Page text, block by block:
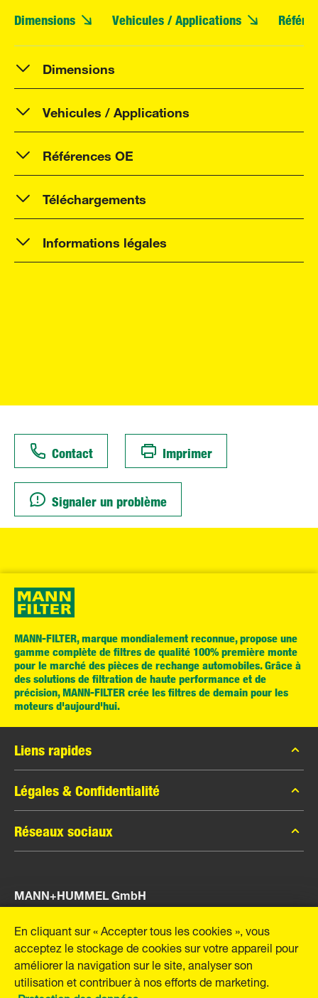
Dimensions Vehicules / Applications
Dimensions
Vehicules / Applications
Références OE
Téléchargements
Informations légales
Contact Imprimer
Signaler un problème
MANN-FILTER, marque mondialement reconnue, propose une
gamme complète de filtres de qualité 100% première monte
pour le marché des pièces de rechange automobiles. Grâce à
des solutions de filtration de haute performance et de
précision, MANN-FILTER crée les filtres de demain pour les
moteurs d'aujourd'hui.
Liens rapides
MANN-FILTER Catalogue
Trouver un distributeur
Contact
Légales & Confidentialité
Protection des données
Mentions légales
Réseaux sociaux
Instagram
YouTube
MANN+HUMMEL GmbH
Schwieberdinger Straße 126
71636 Ludwigsburg
Tel. +49 (7141) 98-0
Fax +49 (7141) 98-2545
En cliquant sur « Accepter tous les cookies », vous
acceptez le stockage de cookies sur votre appareil pour
améliorer la navigation sur le site, analyser son
utilisation et contribuer à nos efforts de marketing.